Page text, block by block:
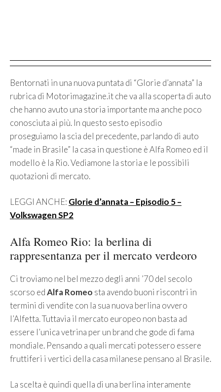
Bentornati in una nuova puntata di “Glorie d’annata” la
rubrica di Motorimagazine.it che va alla scoperta di auto
che hanno avuto una storia importante ma anche poco
conosciuta ai più. In questo sesto episodio
proseguiamo la scia del precedente, parlando di auto
“made in Brasile” la casa in questione è Alfa Romeo ed il
modello è la Rio. Vediamone la storia e le possibili
quotazioni di mercato.
LEGGI ANCHE: Glorie d’annata – Episodio 5 –
Volkswagen SP2
Alfa Romeo Rio: la berlina di
rappresentanza per il mercato verdeoro
Ci troviamo nel bel mezzo degli anni ’70 del secolo
scorso edAlfa Romeo sta avendo buoni riscontri in
termini di vendite con la sua nuova berlina ovvero
l’Alfetta. Tuttavia il mercato europeo non basta ad
essere l’unica vetrina per un brand che gode di fama
mondiale. Pensando a quali mercati potessero essere
fruttiferi i vertici della casa milanese pensano al Brasile.
La scelta è quindi quella di una berlina interamente